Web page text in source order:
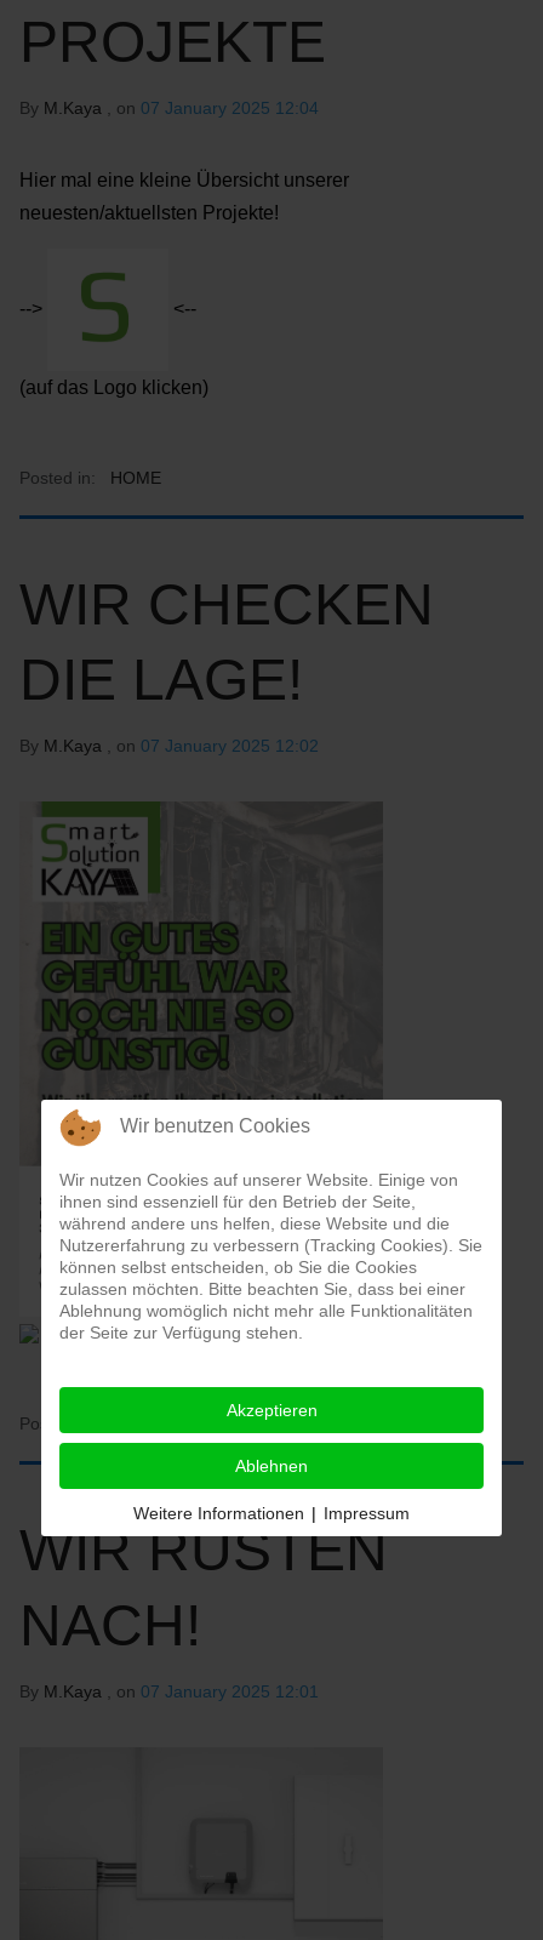
PROJEKTE
By M.Kaya , on 07 January 2025 12:04
Hier mal eine kleine Übersicht unserer
neuesten/aktuellsten Projekte!
--> <--
(auf das Logo klicken)
Posted in: HOME
WIR CHECKEN
DIE LAGE!
By M.Kaya , on 07 January 2025 12:02
Posted in:
WIR RÜSTEN
NACH!
By M.Kaya , on 07 January 2025 12:01
Wir benutzen Cookies
Wir nutzen Cookies auf unserer Website. Einige von
ihnen sind essenziell für den Betrieb der Seite,
während andere uns helfen, diese Website und die
Nutzererfahrung zu verbessern (Tracking Cookies). Sie
können selbst entscheiden, ob Sie die Cookies
zulassen möchten. Bitte beachten Sie, dass bei einer
Ablehnung womöglich nicht mehr alle Funktionalitäten
der Seite zur Verfügung stehen.
Akzeptieren
Ablehnen
Weitere Informationen | Impressum